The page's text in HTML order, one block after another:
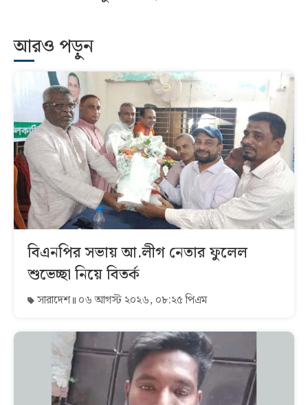
আরও পড়ুন
বিএনপির সভায় আ.লীগ নেতার ফুলেল
শুভেচ্ছা নিয়ে বিতর্ক
সারাদেশ ০৬ আগস্ট ২০২৬, ০৮:২৫ পিএম